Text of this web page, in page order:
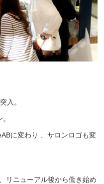
入。
に変わり 、サロンロゴも変
リニューアル後から働き始め